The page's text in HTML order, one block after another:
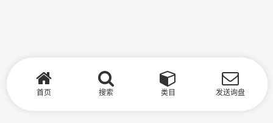
首页 搜索 类目 发送询盘